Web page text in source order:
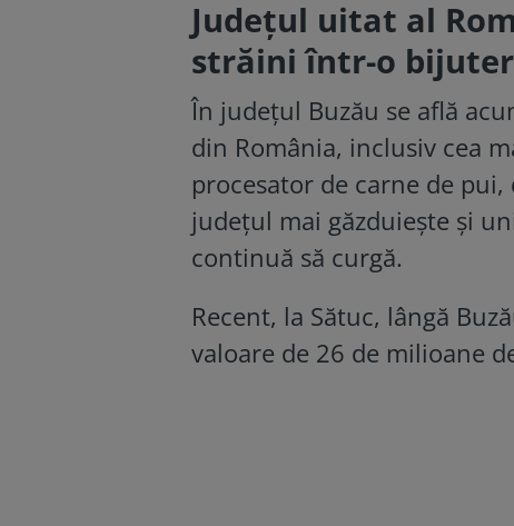
Județul uitat al
străini într-o
În județul Buzău se află
din România, inclusiv cea
procesator de carne de pui,
județul mai găzduiește și
continuă să curgă.
Recent, la Sătuc, lângă
valoare de 26 de milioane